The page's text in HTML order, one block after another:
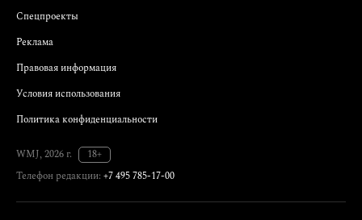
Спецпроекты
Реклама
Правовая информация
Условия использования
Политика конфиденциальности
WMJ, 2026 г.
18+
Телефон редакции: +7 495 785-17-00